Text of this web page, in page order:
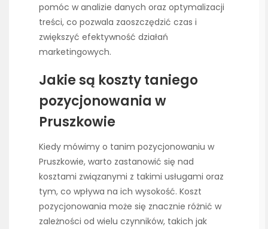
pomóc w analizie danych oraz optymalizacji
treści, co pozwala zaoszczędzić czas i
zwiększyć efektywność działań
marketingowych.
Jakie są koszty taniego
pozycjonowania w
Pruszkowie
Kiedy mówimy o tanim pozycjonowaniu w
Pruszkowie, warto zastanowić się nad
kosztami związanymi z takimi usługami oraz
tym, co wpływa na ich wysokość. Koszt
pozycjonowania może się znacznie różnić w
zależności od wielu czynników, takich jak